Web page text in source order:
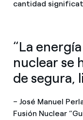
cantidad
“La
nuclear se
de segura,
– José Manuel
Fusión Nuclear